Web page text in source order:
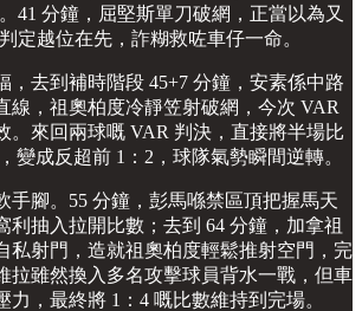
41 分鐘，屈堅斯單刀破網，正當以為又
定越位在先，詐糊救咗車仔一命。
，去到補時階段 45+7 分鐘，安素係中路
線，祖奧柏度冷靜笠射破網，今次 VAR
。來回兩球嘅 VAR 判決，直接將半場比
變成反超前 1：2，球隊氣勢瞬間逆轉。
手腳。55 分鐘，彭馬喺禁區頂把握馬天
利抽入拉開比數；去到 64 分鐘，加拿祖
私射門，造就祖奧柏度輕鬆推射空門，完
拉雖然換入多名攻擊球員背水一戰，但車
力，最終將 1：4 嘅比數維持到完場。